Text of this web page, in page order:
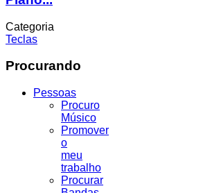
Categoria
Teclas
Procurando
Pessoas
Procuro
Músico
Promover
o
meu
trabalho
Procurar